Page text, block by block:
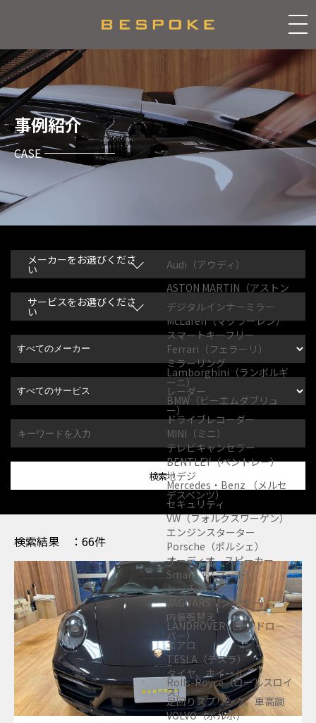
事例紹介
CASE
メーカーをお選びくださ
い
Audi（アウディ）
ASTON MARTIN（アストン
McLaren（マクラーレン）
Ferrari（フェラーリ）
Lamborghini（ランボルギ
ーニ）
BMW（ビーエムダブリュ
ー）
MINI（ミニ）
BENTLEY（ベントレー）
Mercedes・Benz （メルセ
デスベンツ）
VW（フォルクスワーゲン）
Porsche（ポルシェ）
Smart（スマート）
JAGUARS（ジャガー）
LANDROVER（ランドロー
バー）
TESLA（テスラ）
Rolls-Royce（ロールスロイ
ス）
VOLVO（ボルボ）
サービスをお選びくださ
い
デジタルインナーミラー
スマートキーフリー
ミラーリング
レーダー
ドライブレコーダー
テレビキャンセラー
地デジ
セキュリティ
エンジンスターター
オーディオ、スピーカー
ヒッチメンバー
内装張替え
エアロ
タイヤ、ホイール
足回りスプリング、車高調
検索
検索結果 ：66件